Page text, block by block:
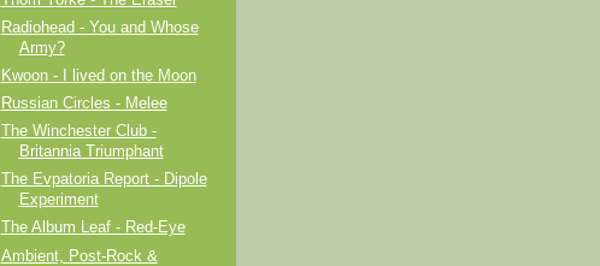
Radiohead - You and Whose
Army?
Kwoon - I lived on the Moon
Russian Circles - Melee
The Winchester Club -
Britannia Triumphant
The Evpatoria Report - Dipole
Experiment
The Album Leaf - Red-Eye
Ambient, Post-Rock &